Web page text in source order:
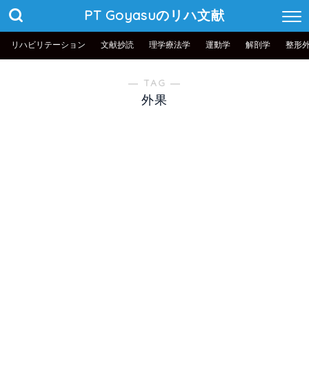
PT Goyasuのリハ文献
リハビリテーション 文献抄読 理学療法学 運動学 解剖学 整形
― TAG ―
外果